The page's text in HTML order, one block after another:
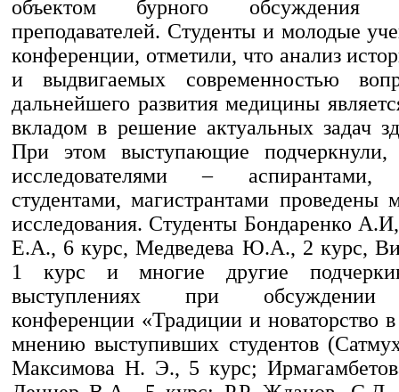
объектом бурного обсуждения
преподавателей. Студенты и молодые
конференции, отметили, что анализ
и выдвигаемых современностью
дальнейшего развития медицины
вкладом в решение актуальных задач
При этом выступающие
исследователями – аспирантами,
студентами, магистрантами проведены
исследования. Студенты Бондаренко
Е.А., 6 курс, Медведева Ю.А., 2 курс,
1 курс и многие другие
выступлениях при обсуждении
конференции «Традиции и новаторство
мнению выступивших студентов
Максимова Н. Э., 5 курс;